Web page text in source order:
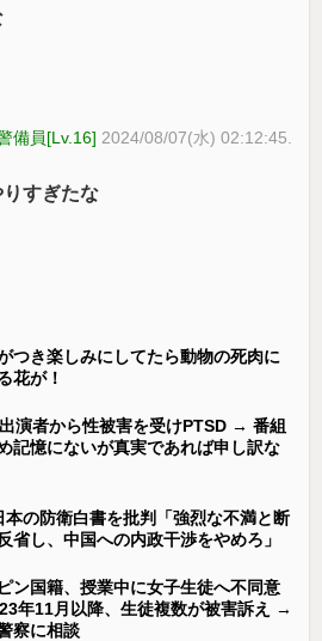
備員[Lv.16] 2024/08/07(水) 02:12:45.
すぎたな
つき楽しみにしてたら動物の死肉に
花が！
演者から性被害を受けPTSD → 番組
記憶にないが真実であれば申し訳な
本の防衛白書を批判「強烈な不満と断
省し、中国への内政干渉をやめろ」
ン国籍、授業中に女子生徒へ不同意
年11月以降、生徒複数が被害訴え →
察に相談